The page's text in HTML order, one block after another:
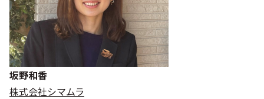
坂野和香
株式会社シマムラ